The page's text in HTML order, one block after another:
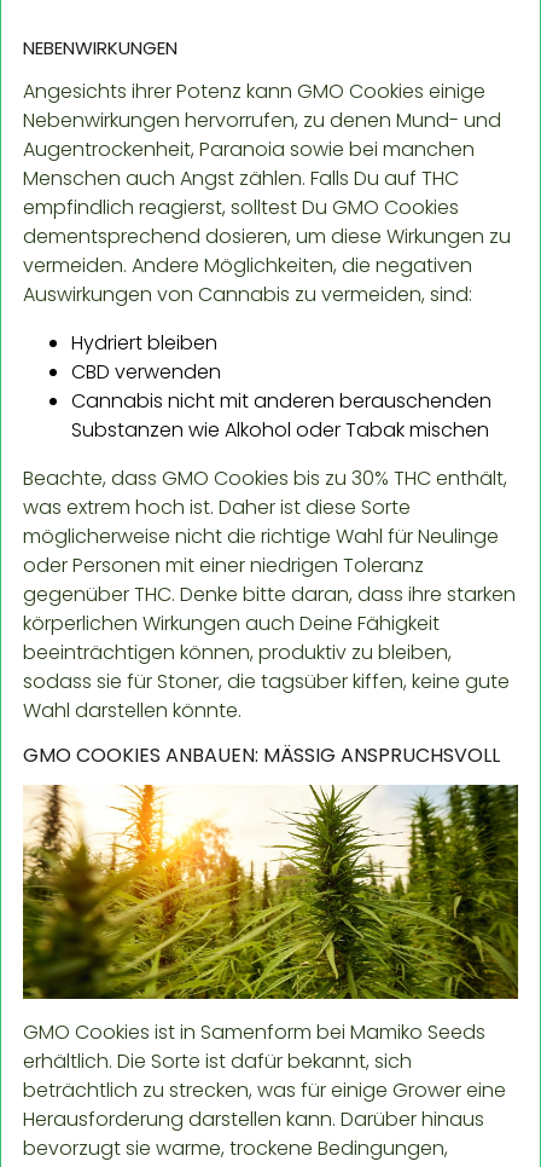
NEBENWIRKUNGEN
Angesichts ihrer Potenz kann GMO Cookies einige
Nebenwirkungen hervorrufen, zu denen Mund- und
Augentrockenheit, Paranoia sowie bei manchen
Menschen auch Angst zählen. Falls Du auf THC
empfindlich reagierst, solltest Du GMO Cookies
dementsprechend dosieren, um diese Wirkungen zu
vermeiden. Andere Möglichkeiten, die negativen
Auswirkungen von Cannabis zu vermeiden, sind:
Hydriert bleiben
CBD verwenden
Cannabis nicht mit anderen berauschenden
Substanzen wie Alkohol oder Tabak mischen
Beachte, dass GMO Cookies bis zu 30% THC enthält,
was extrem hoch ist. Daher ist diese Sorte
möglicherweise nicht die richtige Wahl für Neulinge
oder Personen mit einer niedrigen Toleranz
gegenüber THC. Denke bitte daran, dass ihre starken
körperlichen Wirkungen auch Deine Fähigkeit
beeinträchtigen können, produktiv zu bleiben,
sodass sie für Stoner, die tagsüber kiffen, keine gute
Wahl darstellen könnte.
GMO COOKIES ANBAUEN: MÄSSIG ANSPRUCHSVOLL
GMO Cookies ist in Samenform bei Mamiko Seeds
erhältlich. Die Sorte ist dafür bekannt, sich
beträchtlich zu strecken, was für einige Grower eine
Herausforderung darstellen kann. Darüber hinaus
bevorzugt sie warme, trockene Bedingungen,